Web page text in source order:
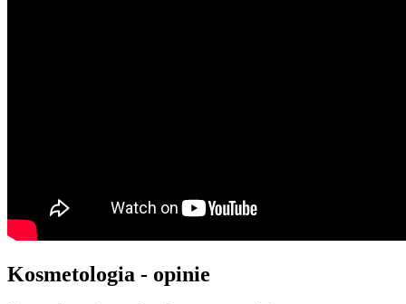
Kosmetologia - opinie